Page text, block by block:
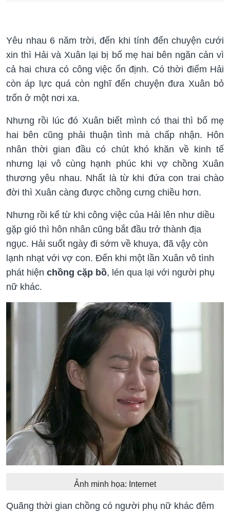
Yêu nhau 6 năm trời, đến khi tính đến chuyện cưới
xin thì Hải và Xuân lại bị bố mẹ hai bên ngăn cản vì
cả hai chưa có công việc ổn định. Có thời điểm Hải
còn áp lực quá còn nghĩ đến chuyện đưa Xuân bỏ
trốn ở một nơi xa.
Nhưng rồi lúc đó Xuân biết mình có thai thì bố mẹ
hai bên cũng phải thuận tình mà chấp nhận. Hôn
nhân thời gian đầu có chút khó khăn về kinh tế
nhưng lại vô cùng hạnh phúc khi vợ chồng Xuân
thương yêu nhau. Nhất là từ khi đứa con trai chào
đời thì Xuân càng được chồng cưng chiều hơn.
Nhưng rồi kể từ khi công việc của Hải lên như diều
gặp gió thì hôn nhân cũng bắt đầu trở thành địa
ngục. Hải suốt ngày đi sớm về khuya, đã vậy còn
lạnh nhạt với vợ con. Đến khi một lần Xuân vô tình
phát hiện chồng cặp bồ, lén qua lại với người phụ
nữ khác.
Ảnh minh họa: Internet
Quãng thời gian chồng có người phụ nữ khác đêm